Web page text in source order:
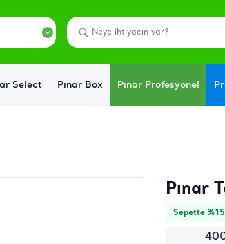
Select Pınar Box Pınar Profesyonel
Pınar
Sepette